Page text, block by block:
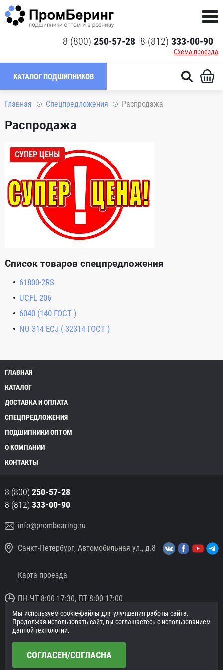
8 (800) 250-57-28 8 (812) 333-00-90
Схема проезда
КАТАЛОГ ПОДШИПНИКОВ
Главная Спецпредложения Распродажа
Распродажа
СУПЕР ЦЕНЫ
Список товаров спецпредложения
61800-2RS
UCFL 206
6040 (140 ГОСТ )
NU 314 ECJ ( 32314 ГОСТ )
ГЛАВНАЯ
КАТАЛОГ
ДОСТАВКА И ОПЛАТА
СПЕЦПРЕДЛОЖЕНИЯ
ПОДШИПНИКИ ОПТОМ
О КОМПАНИИ
КОНТАКТЫ
8 (800) 250-57-28
8 (812) 333-00-90
info@prombearing.ru
Санкт-Петербург, Автомобильная ул., д.8
Карта проезда
ПН-ЧТ 8:00-17:30, ПТ 8:00-17:00
© 2016 «PromBearing.ru»
Подшипники оптом и в розницу.
Сайт разработан в
Мы используем cookie-файлы для улучшения работы сайта.
Продолжая использовать сайт, вы соглашаетесь с использованием
данной технологии.
СОГЛАСЕН/СОГЛАСНА